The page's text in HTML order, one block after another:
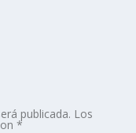
publicada. Los
*